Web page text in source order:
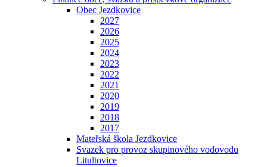
Obec Jezdkovice
2027
2026
2025
2024
2023
2022
2021
2020
2019
2018
2017
Mateřská škola Jezdkovice
Svazek pro provoz skupinového vodovodu
Litultovice